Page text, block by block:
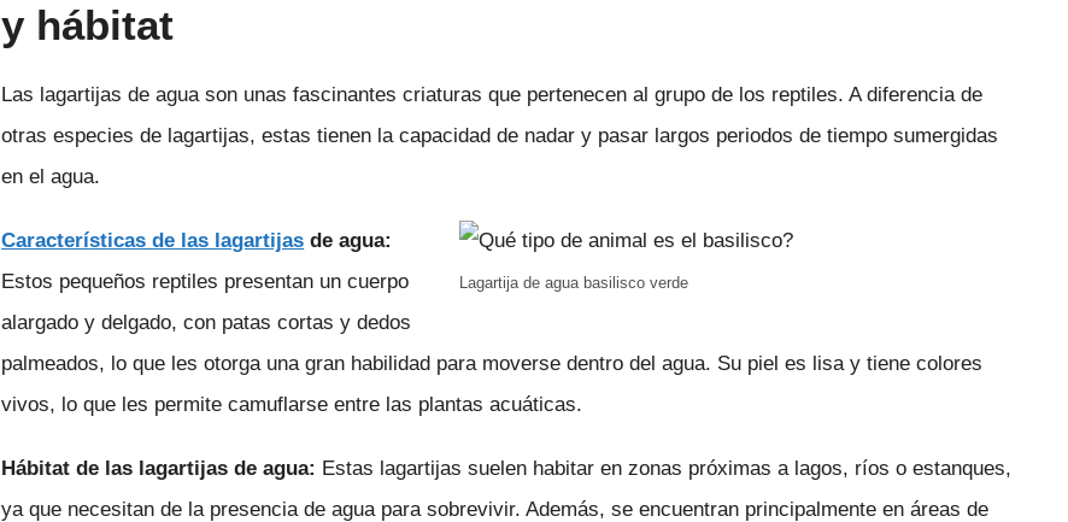
y hábitat
Las lagartijas de agua son unas fascinantes criaturas que pertenecen al grupo de los reptiles. A diferencia de
otras especies de lagartijas, estas tienen la capacidad de nadar y pasar largos periodos de tiempo sumergidas
en el agua.
Lagartija de agua basilisco verde
Características de las lagartijas de agua:
Estos pequeños reptiles presentan un cuerpo
alargado y delgado, con patas cortas y dedos
palmeados, lo que les otorga una gran habilidad para moverse dentro del agua. Su piel es lisa y tiene colores
vivos, lo que les permite camuflarse entre las plantas acuáticas.
Hábitat de las lagartijas de agua: Estas lagartijas suelen habitar en zonas próximas a lagos, ríos o estanques,
ya que necesitan de la presencia de agua para sobrevivir. Además, se encuentran principalmente en áreas de